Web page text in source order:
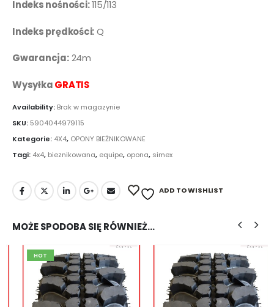
Indeks nośności:115/113
Indeks prędkości:Q
Gwarancja:24m
WysyłkaGRATIS
Availability: Brak w magazynie
SKU: 5904044979115
Kategorie: 4X4, OPONY BIEŻNIKOWANE
Tagi: 4x4, bieznikowana, equipe, opona, simex
ADD TO WISHLIST
MOŻE SPODOBA SIĘ RÓWNIEŻ…
HOT